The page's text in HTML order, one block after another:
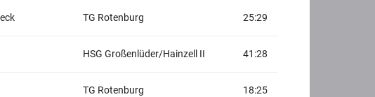
TG Rotenburg 25:29
HSG Großenlüder/Hainzell II 41:28
TG Rotenburg 18:25